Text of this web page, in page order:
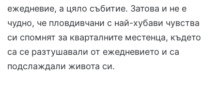
ежедневие, а цяло събитие. Затова и не е
чудно, че пловдивчани с най-хубави чувства
си спомнят за кварталните местенца, където
са се разтушавали от ежедневието и са
подслаждали живота си.